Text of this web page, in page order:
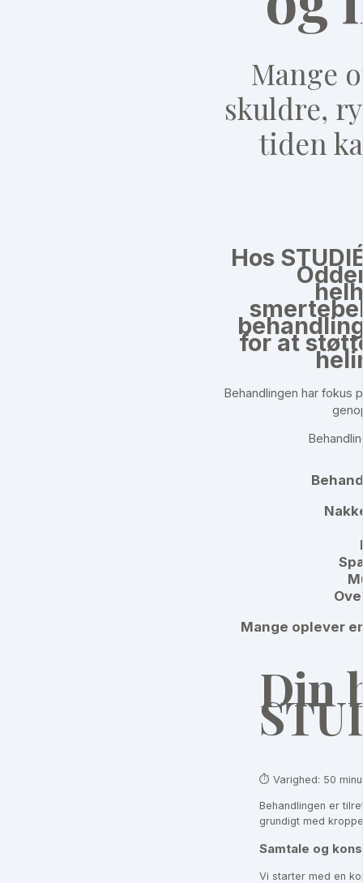
Mange
skuldre,
tiden
Hos
for at
Behandlingen har fokus
Mange oplever
Din
⏱️ Varighed: 50
Behandlingen er
grundigt med
Samtale og
Vi starter med en